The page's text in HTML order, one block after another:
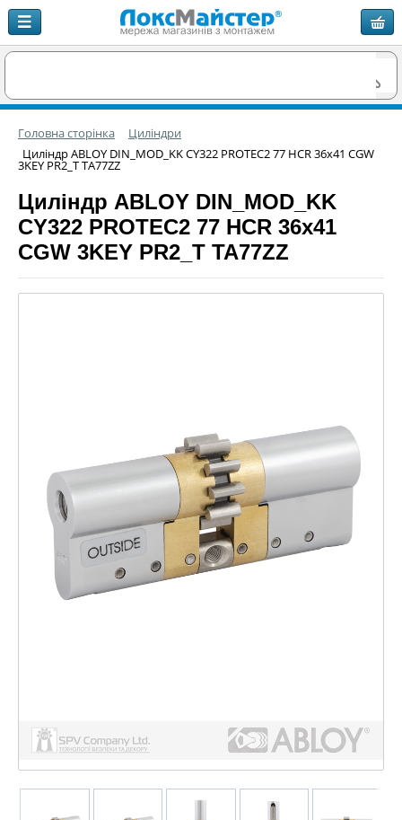
Головна сторінка
Циліндри
Циліндр ABLOY DIN_MOD_KK CY322 PROTEC2 77 HCR 36x41 CGW
3KEY PR2_T TA77ZZ
Циліндр ABLOY DIN_MOD_KK
CY322 PROTEC2 77 HCR 36x41
CGW 3KEY PR2_T TA77ZZ